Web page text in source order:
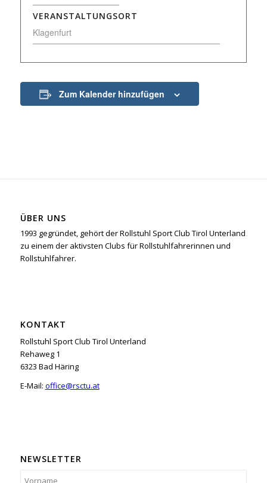
VERANSTALTUNGSORT
Klagenfurt
Zum Kalender hinzufügen
ÜBER UNS
1993 gegründet, gehört der Rollstuhl Sport Club Tirol Unterland
zu einem der aktivsten Clubs für Rollstuhlfahrerinnen und
Rollstuhlfahrer.
KONTAKT
Rollstuhl Sport Club Tirol Unterland
Rehaweg 1
6323 Bad Häring
E-Mail: office@rsctu.at
NEWSLETTER